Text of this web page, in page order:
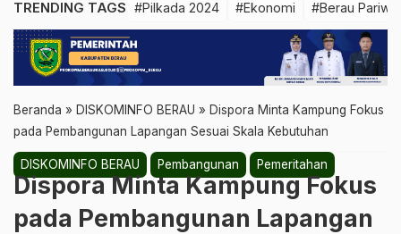
TRENDING TAGS #Pilkada 2024 #Ekonomi #Berau
Beranda » DISKOMINFO BERAU » ‎Dispora Minta Kampung Fokus
pada Pembangunan Lapangan Sesuai Skala Kebutuhan
DISKOMINFO BERAU Pembangunan Pemeritahan
‎Dispora Minta Kampung Fokus
pada Pembangunan Lapangan